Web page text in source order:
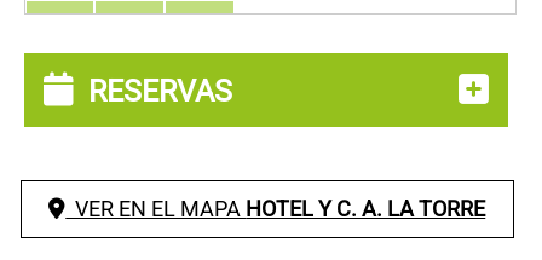
28 29 30
RESERVAS
VER EN EL MAPA HOTEL Y C. A. LA TORRE